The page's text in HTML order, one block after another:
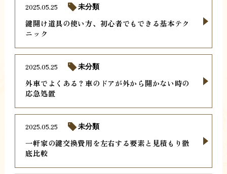
鍵開け道具の使い方、初心者でもできる基本テク
ニック
2025.05.25 未分類
外車でよくある？車のドアが外から開かない時の
応急処置
2025.05.25 未分類
一軒家の鍵交換費用を左右する要素と見積もり徹
底比較
2025.05.25 未分類